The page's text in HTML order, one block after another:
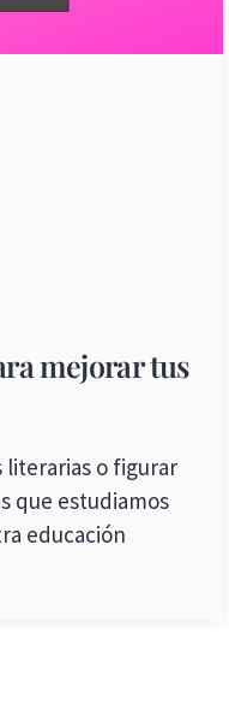
mejorar tus
literarias o figurar
que estudiamos
educación